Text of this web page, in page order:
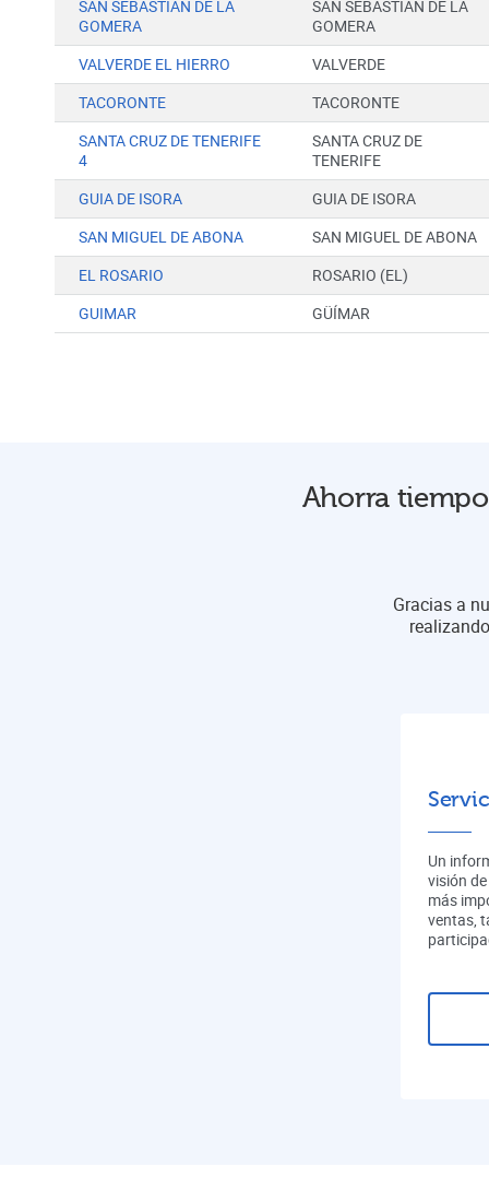
SAN SEBASTIAN DE LA
GOMERA
SAN SEBASTIAN DE LA
GOMERA
VALVERDE EL HIERRO VALVERDE
TACORONTE
TACORONTE
SANTA CRUZ DE TENERIFE
4
SANTA CRUZ DE
TENERIFE
GUIA DE ISORA GUIA DE ISORA
SAN MIGUEL DE ABONA
SAN MIGUEL DE ABONA
EL ROSARIO
ROSARIO (EL)
GUIMAR
GÜÍMAR
Ahorra
Gracias a
Un
visión
más
ventas,